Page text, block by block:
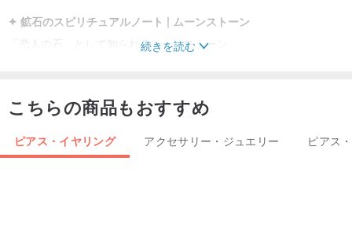
✦ 鉱石のスピリチュアルノート | ムーンストーン
「恋人の石」として知られるムーンストーン。
⟡ スピリチュアルな繋がり
感力と内なる気づきを高める助けとなります。
続きを読む
こちらの商品もおすすめ
ピアス・イヤリング アクセサリー・ジュエリー ピアス